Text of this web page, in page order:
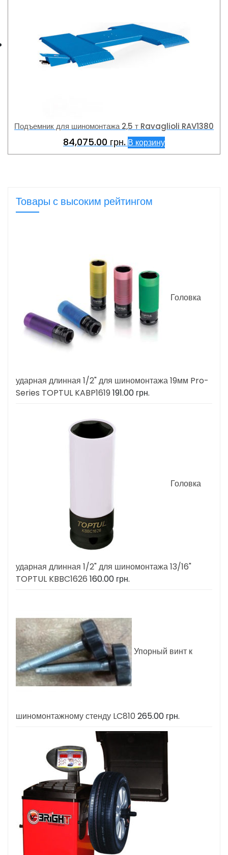
Подъемник для шиномонтажа 2,5 т Ravaglioli RAV1380
84,075.00 грн. В корзину
Товары с высоким рейтингом
Головка
ударная длинная 1/2" для шиномонтажа 19мм Pro-
Series TOPTUL KABP1619 191.00 грн.
Головка
ударная длинная 1/2" для шиномонтажа 13/16"
TOPTUL KBBC1626 160.00 грн.
Упорный винт к
шиномонтажному стенду LC810 265.00 грн.